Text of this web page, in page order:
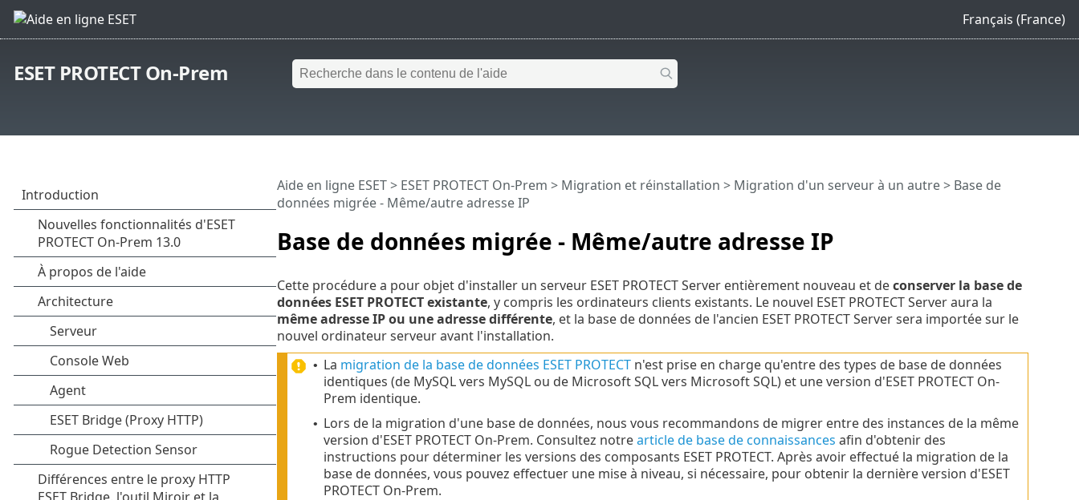
Français (France)
ESET PROTECT On-Prem
Base de données migrée - Même/autre adresse IP
Aide en ligne ESET> ESET PROTECT On-Prem > Migration et réinstallation > Migration d'un serveur à un autre> Base de
données migrée - Même/autre adresse IP
Cette procédure a pour objet d'installer un serveur ESET PROTECT Server entièrement nouveau et deconserver la base de
données ESET PROTECT existante, y compris les ordinateurs clients existants. Le nouvel ESET PROTECT Server aura la
même adresse IP ou une adresse différente, et la base de données de l'ancien ESET PROTECT Server sera importée sur le
nouvel ordinateur serveur avant l'installation.
• La migration de la base de données ESET PROTECTn'est prise en charge qu'entre des types de base de données
identiques (de MySQL vers MySQL ou de Microsoft SQL vers Microsoft SQL) et une version d'ESET PROTECT On-
Prem identique.
• Lors de la migration d'une base de données, nous vous recommandons de migrer entre des instances de la même
version d'ESET PROTECT On-Prem. Consultez notrearticle de base de connaissances afin d'obtenir des
instructions pour déterminer les versions des composants ESET PROTECT. Après avoir effectué la migration de la
base de données, vous pouvez effectuer une mise à niveau, si nécessaire, pour obtenir la dernière version d'ESET
PROTECT On-Prem.